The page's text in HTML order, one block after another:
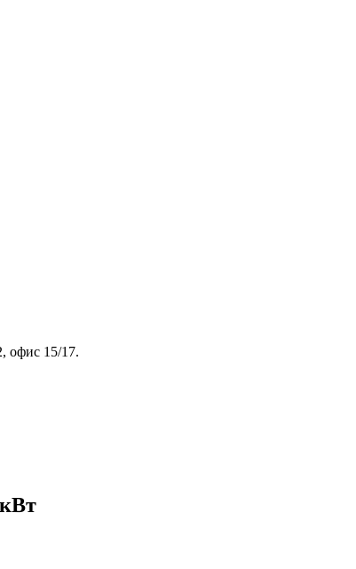
офис 15/17.